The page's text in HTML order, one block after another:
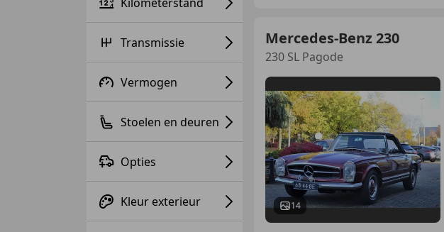
Transmissie
Vermogen
Stoelen en deuren
Opties
Kleur exterieur
Mercedes-Benz 230
230 SL Pagode
14